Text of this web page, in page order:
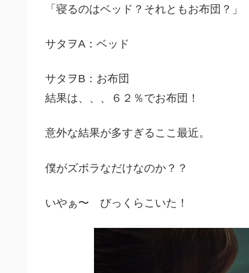
「寝るのはベッド？それともお布団？」
サタヲA：ベッド
サタヲB：お布団
結果は、、、６２％でお布団！
意外な結果が多すぎるここ最近。
僕がズボラなだけなのか？？
いやぁ〜 びっくらこいた！